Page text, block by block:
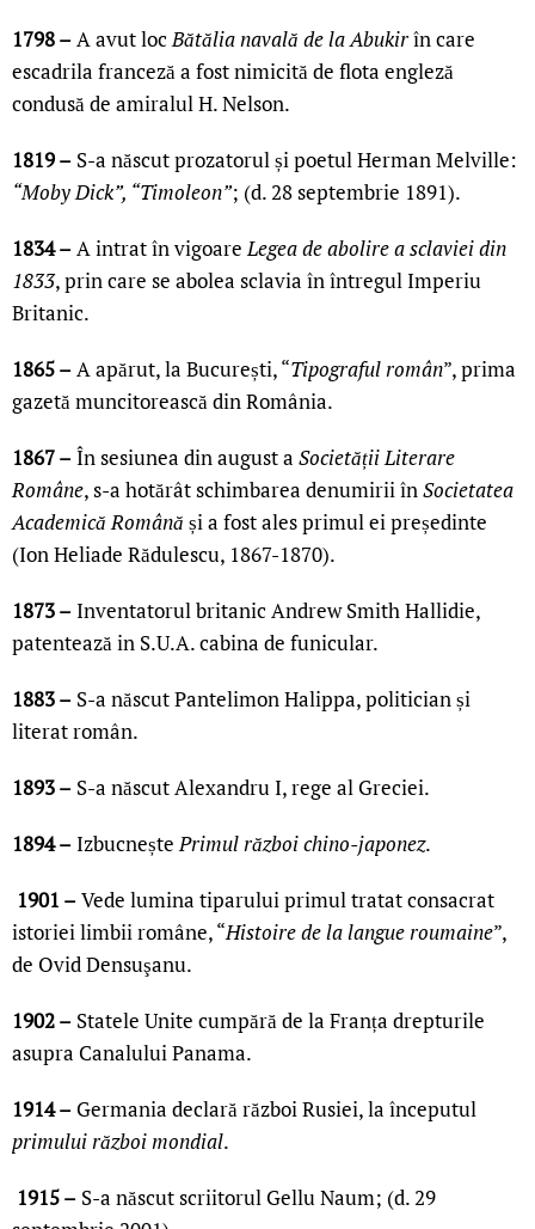
1798 –A avut locBătălia navală de la Abukirîn care
escadrila franceză a fost nimicită de flota engleză
condusă de amiralul H. Nelson.
1819 – S-a născut prozatorul și poetul Herman Melville:
“Moby Dick”, “Timoleon”; (d. 28 septembrie 1891).
1834 –A intrat în vigoareLegea de abolire a sclaviei din
1833, prin care se abolea sclavia în întregul Imperiu
Britanic.
1865 –A apărut, la București, “Tipograful român”, prima
gazetă muncitorească din România.
1867 –În sesiunea din august a Societății Literare
Române, s-a hotărât schimbarea denumirii înSocietatea
Academică Română și a fost ales primul ei președinte
(Ion Heliade Rădulescu, 1867-1870).
1873 –Inventatorul britanic Andrew Smith Hallidie,
patentează in S.U.A. cabina de funicular.
1883 – S-a născut Pantelimon Halippa, politician și
literat român.
1893 – S-a născut Alexandru I, rege al Greciei.
1894 –IzbucneștePrimul război chino-japonez.
1901 –Vede lumina tiparului primul tratat consacrat
istoriei limbii române, “Histoire de la langue roumaine”,
de Ovid Densuşanu.
1902 – Statele Unite cumpără de la Franța drepturile
asupra Canalului Panama.
1914 – Germania declară război Rusiei, la începutul
primului război mondial.
1915 – S-a născut scriitorul Gellu Naum; (d. 29